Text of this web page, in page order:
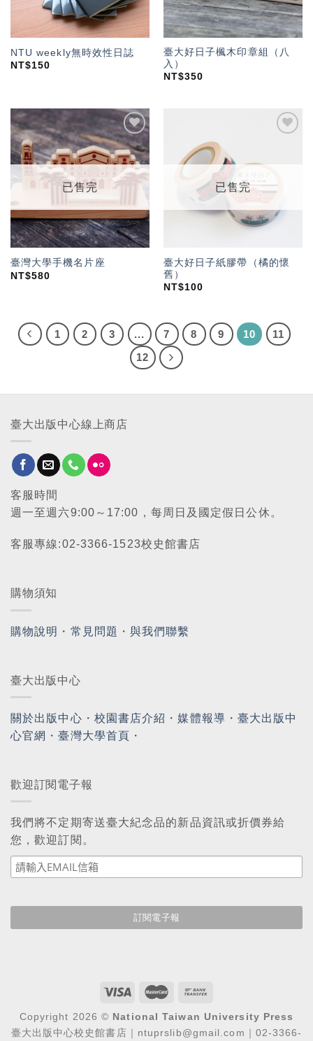
NTU weekly無時效性日誌
NT$150
臺大好日子楓木印章組（八
入）
NT$350
加入
「願
望輕
單」
已售完
臺灣大學手機名片座
NT$580
已售完
臺大好日子紙膠帶（橘的懷
舊）
NT$100
1 2 3 ... 7 8 9 10
11
12
臺大出版中心線上商店
客服時間
週一至週六9:00～17:00，每周日及國定假日公休。
客服專線:02-3366-1523校史館書店
購物須知
購物說明 ・ 常見問題 ・與我們聯繫
臺大出版中心
關於出版中心 ・ 校園書店介紹 ・媒體報導 ・ 臺大出版中
心官網 ・臺灣大學首頁 ・
歡迎訂閱電子報
我們將不定期寄送臺大紀念品的新品資訊或折價券給
您，歡迎訂閱。
Copyright 2026 © National Taiwan University Press
臺大出版中心校史館書店｜ntuprslib@gmail.com｜02-3366-